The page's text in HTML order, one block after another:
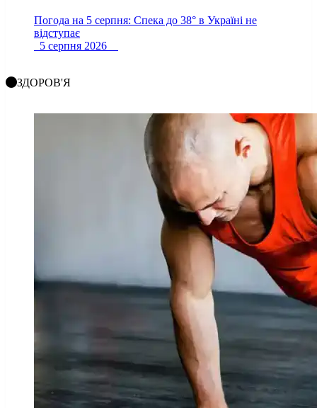
Погода на 5 серпня: Спека до 38° в Україні не
відступає
5 серпня 2026
ЗДОРОВ'Я